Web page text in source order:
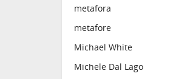
metafora
metafore
Michael White
Michele Dal Lago